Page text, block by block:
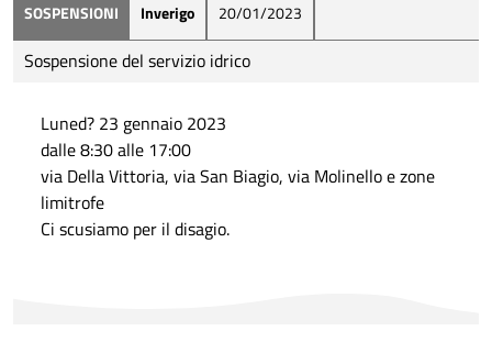
SOSPENSIONI Inverigo 20/01/2023
Sospensione del servizio idrico
Luned? 23 gennaio 2023
dalle 8:30 alle 17:00
via Della Vittoria, via San Biagio, via Molinello e zone
limitrofe
Ci scusiamo per il disagio.